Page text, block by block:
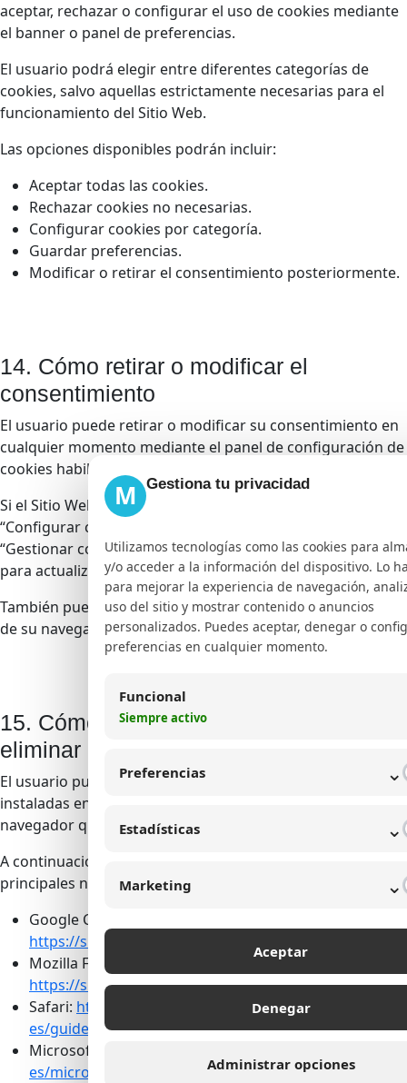
aceptar, rechazar o configurar el uso de cookies mediante
el banner o panel de preferencias.
El usuario podrá elegir entre diferentes categorías de
cookies, salvo aquellas estrictamente necesarias para el
funcionamiento del Sitio Web.
Las opciones disponibles podrán incluir:
Aceptar todas las cookies.
Rechazar cookies no necesarias.
Configurar cookies por categoría.
Guardar preferencias.
Modificar o retirar el consentimiento posteriormente.
14. Cómo retirar o modificar el
consentimiento
El usuario puede retirar o modificar su consentimiento en
cualquier momento mediante el panel de configuración de
cookies habilitado en el Sitio Web.
Si el Sitio Web cuenta con un botón o enlace de
“Configurar cookies”, “Preferencias de privacidad” o
“Gestionar consentimiento”, el usuario podrá acceder allí
para actualizar sus preferencias.
También puede eliminar las cookies desde la configuración
de su navegador.
15. Cómo deshabilitar, bloquear o
eliminar cookies desde el navegador
El usuario puede permitir, bloquear o eliminar las cookies
instaladas en su dispositivo mediante la configuración del
navegador que utilice.
A continuación, se indican enlaces de ayuda de los
principales navegadores:
Google Chrome:
https://support.google.com/chrome/answer/95647
Mozilla Firefox:
https://support.mozilla.org/es/kb/Borrar%20cookies
Safari: https://support.apple.com/es-
es/guide/safari/sfri11471/mac
Microsoft Edge:
es/microsoft-edge
M Gestiona tu privacidad
Utilizamos tecnologías como las cookies para
y/o acceder a la información del dispositivo. Lo
para mejorar la experiencia de navegación,
uso del sitio y mostrar contenido o anuncios
personalizados. Puedes aceptar, denegar o
preferencias en cualquier momento.
Funcional
Siempre activo
Preferencias ⌄
Estadísticas ⌄
Marketing ⌄
Aceptar
Denegar
Administrar opciones